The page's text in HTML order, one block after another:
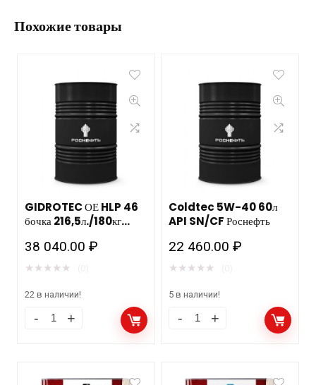
Похожие товары
GIDROTEC ОЕ HLP 46
бочка 216,5л./180кг
38 040.00₽
★ ★ ★ ★ ★
22 в наличии!
Coldtec 5W-40 60л
API SN/CF Роснефть
22 460.00₽
★ ★ ★ ★ ★
5 в наличии!